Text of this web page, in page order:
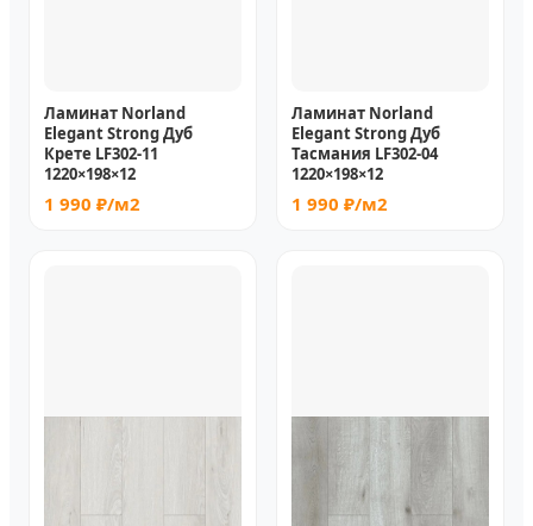
Ламинат Norland
Elegant Strong Дуб
Крете LF302-11
1220×198×12
1 990 ₽/м2
Ламинат Norland
Elegant Strong Дуб
Тасмания LF302-04
1220×198×12
1 990 ₽/м2